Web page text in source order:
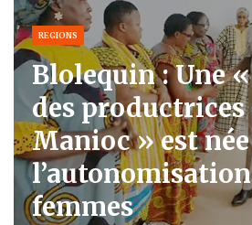
REGIONS
Blolequin : Une
des productrices
Manioc » est
femmes